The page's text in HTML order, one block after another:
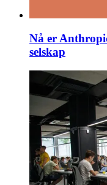
Nå er
selskap